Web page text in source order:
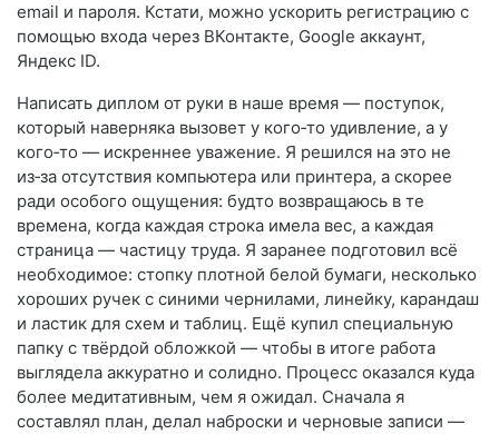
email и пароля. Кстати, можно ускорить регистрацию с
помощью входа через ВКонтакте, Google аккаунт,
Яндекс ID.
Написать диплом от руки в наше время — поступок,
который наверняка вызовет у кого‑то удивление, а у
кого‑то — искреннее уважение. Я решился на это не
из‑за отсутствия компьютера или принтера, а скорее
ради особого ощущения: будто возвращаюсь в те
времена, когда каждая строка имела вес, а каждая
страница — частицу труда. Я заранее подготовил всё
необходимое: стопку плотной белой бумаги, несколько
хороших ручек с синими чернилами, линейку, карандаш
и ластик для схем и таблиц. Ещё купил специальную
папку с твёрдой обложкой — чтобы в итоге работа
выглядела аккуратно и солидно. Процесс оказался куда
более медитативным, чем я ожидал. Сначала я
составлял план, делал наброски и черновые записи —